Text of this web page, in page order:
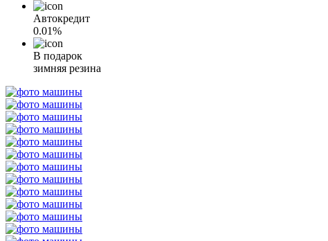
Автокредит
0.01%
В подарок
зимняя резина